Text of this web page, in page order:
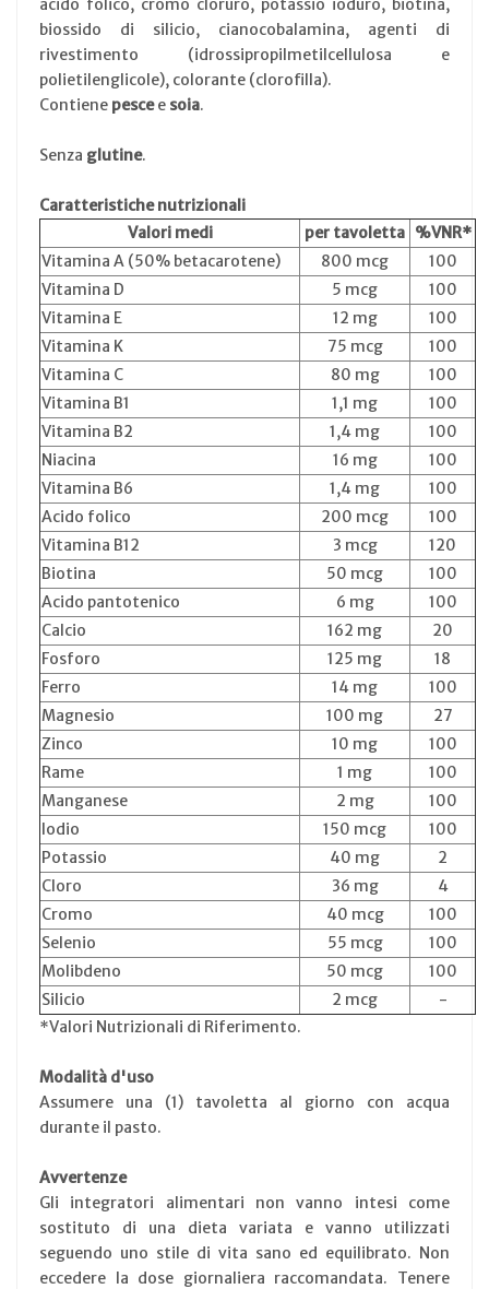
acido folico, cromo cloruro, potassio ioduro, biotina,
biossido di silicio, cianocobalamina, agenti di
rivestimento (idrossipropilmetilcellulosa e
polietilenglicole), colorante (clorofilla).
Contiene pescee soia.
Senza glutine.
Caratteristiche nutrizionali
Valori medi
per tavoletta %VNR*
Vitamina A (50% betacarotene)
800 mcg
100
Vitamina D
5 mcg
100
Vitamina E
12 mg
100
Vitamina K
75 mcg
100
Vitamina C
80 mg
100
Vitamina B1
1,1 mg
100
Vitamina B2
1,4 mg
100
Niacina
16 mg
100
Vitamina B6
1,4 mg
100
Acido folico
200 mcg
100
Vitamina B12
3 mcg
120
Biotina
50 mcg
100
Acido pantotenico
6 mg
100
Calcio
162 mg
20
Fosforo
125 mg
18
Ferro
14 mg
100
Magnesio
100 mg
27
Zinco
10 mg
100
Rame
1 mg
100
Manganese
2 mg
100
Iodio
150 mcg
100
Potassio
40 mg
2
Cloro
36 mg
4
Cromo
40 mcg
100
Selenio
55 mcg
100
Molibdeno
50 mcg
100
Silicio
2 mcg
-
*Valori Nutrizionali di Riferimento.
Modalità d'uso
Assumere una (1) tavoletta al giorno con acqua
durante il pasto.
Avvertenze
Gli integratori alimentari non vanno intesi come
sostituto di una dieta variata e vanno utilizzati
seguendo uno stile di vita sano ed equilibrato. Non
eccedere la dose giornaliera raccomandata. Tenere